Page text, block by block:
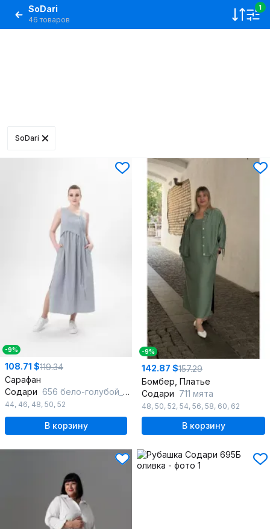
SoDari
46 товаров
1
SoDari
-9%
108.71 $119.34
Сарафан
Содари 656 бело-голубой_в_полоску
44, 46, 48, 50, 52
В корзину
-9%
142.87 $157.29
Бомбер, Платье
Содари 711 мята
48, 50, 52, 54, 56, 58, 60, 62
В корзину